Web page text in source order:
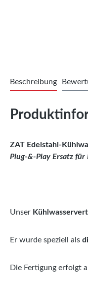
Beschreibung
ZAT Edelstahl-
Plug-&-Play Ersatz
Unser
Er wurde speziell als
Die Fertigung erfolgt